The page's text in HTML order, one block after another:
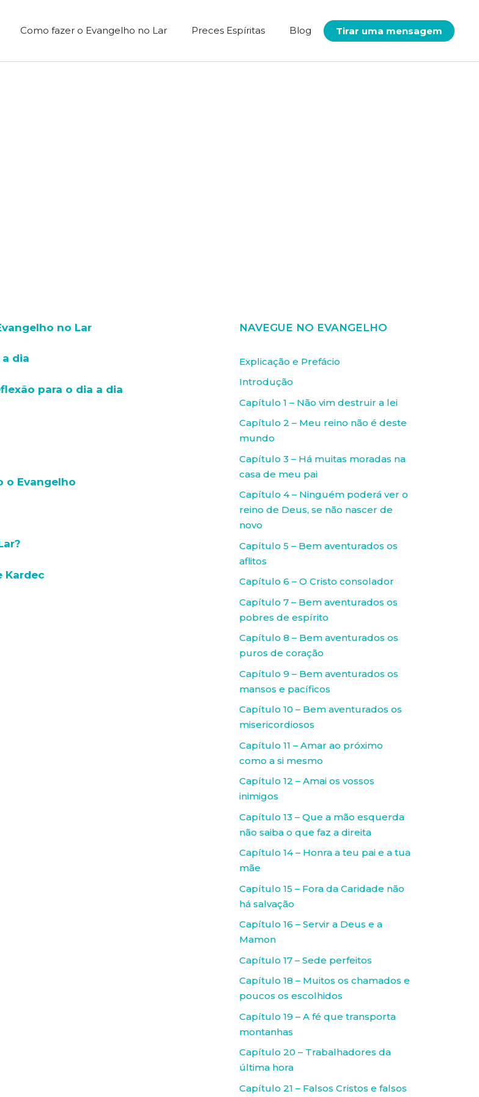
Como fazer o Evangelho no Lar Preces Espíritas Blog Tirar uma mensagem
no Lar
dia
para o dia a dia
o Evangelho
Kardec
NAVEGUE NO EVANGELHO
Explicação e Prefácio
Introdução
Capítulo 1 – Não vim destruir a lei
Capítulo 2 – Meu reino não é deste
mundo
Capítulo 3 – Há muitas moradas na
casa de meu pai
Capítulo 4 – Ninguém poderá ver o
reino de Deus, se não nascer de
novo
Capítulo 5 – Bem aventurados os
aflitos
Capítulo 6 – O Cristo consolador
Capítulo 7 – Bem aventurados os
pobres de espírito
Capítulo 8 – Bem aventurados os
puros de coração
Capítulo 9 – Bem aventurados os
mansos e pacíficos
Capítulo 10 – Bem aventurados os
misericordiosos
Capítulo 11 – Amar ao próximo
como a si mesmo
Capítulo 12 – Amai os vossos
inimigos
Capítulo 13 – Que a mão esquerda
não saiba o que faz a direita
Capítulo 14 – Honra a teu pai e a tua
mãe
Capítulo 15 – Fora da Caridade não
há salvação
Capítulo 16 – Servir a Deus e a
Mamon
Capítulo 17 – Sede perfeitos
Capítulo 18 – Muitos os chamados e
poucos os escolhidos
Capítulo 19 – A fé que transporta
montanhas
Capítulo 20 – Trabalhadores da
última hora
Capítulo 21 – Falsos Cristos e falsos